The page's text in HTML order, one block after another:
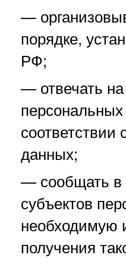
—
порядке,
РФ;
— отвечать
данных;
— сообщать
субъектов
необходимую
получения